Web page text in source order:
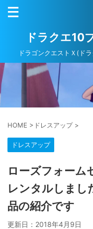
ドラクエ10
ドラゴンクエストＸ(ド
HOME > ドレスアップ >
ドレスアップ
ローズフォーム
レンタルしまし
品の紹介です
更新日： 2018年4月9日